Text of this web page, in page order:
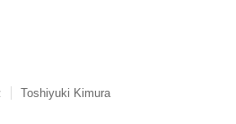
Toshiyuki Kimura